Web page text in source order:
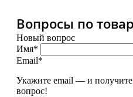
Вопросы по
Новый вопрос
Имя*
Email*
Укажите email — и получите
вопрос!